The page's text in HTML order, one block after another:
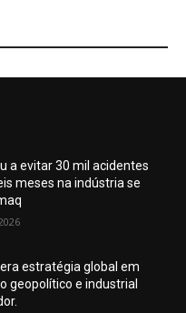
a evitar 30 mil acidentes
meses na indústria se
estratégia global em
geopolítico e industrial